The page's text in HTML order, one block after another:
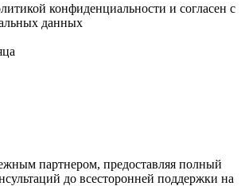
конфиденциальности и согласен с
данных
партнером, предоставляя полный
до всесторонней поддержки на